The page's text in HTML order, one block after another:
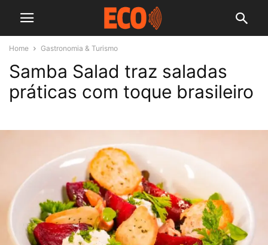
Home Gastronomia & Turismo
Samba Salad traz saladas
práticas com toque brasileiro